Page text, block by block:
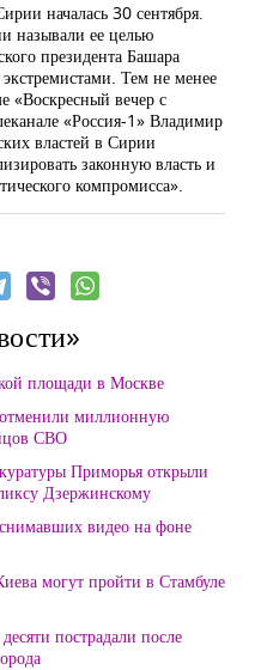
началась 30 сентября.
называли ее целью
президента Башара
Тем не менее
«Воскресный вечер с
«Россия-1» Владимир
властей в Сирии
законную власть и
компромисса».
площади в Москве
миллионную
СВО
Приморья открыли
Дзержинскому
видео на фоне
могут пройти в Стамбуле
пострадали после